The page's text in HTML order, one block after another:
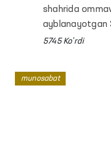
shahrida
ayblanayotgan
ishini ko‘rib
5745 Ko'rdi
munosabat